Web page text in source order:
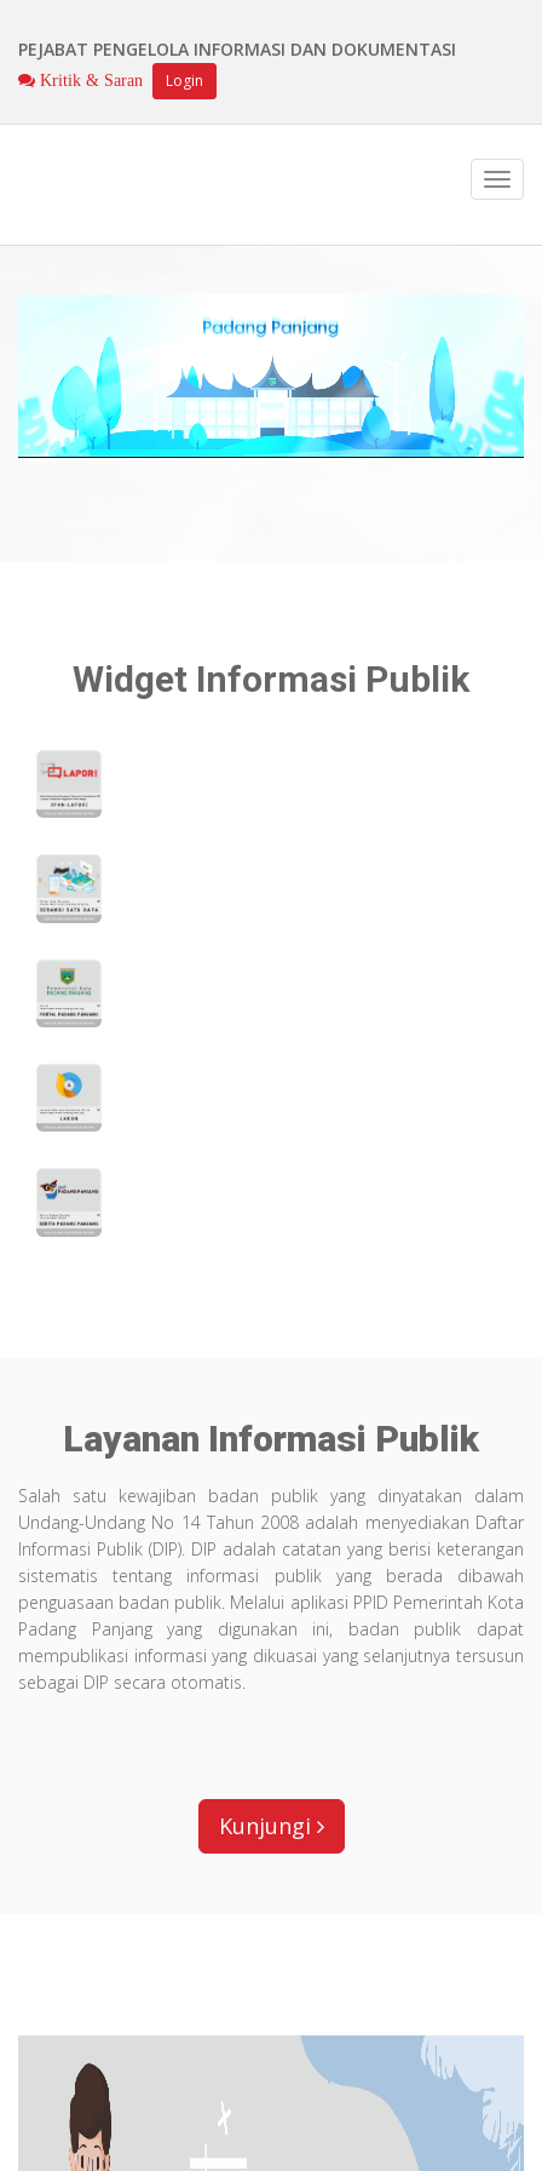
PEJABAT PENGELOLA INFORMASI DAN DOKUMENTASI
Kritik & Saran Login
Widget Informasi Publik
Layanan Informasi Publik
Salah satu kewajiban badan publik yang dinyatakan dalam
Undang-Undang No 14 Tahun 2008 adalah menyediakan Daftar
Informasi Publik (DIP). DIP adalah catatan yang berisi keterangan
sistematis tentang informasi publik yang berada dibawah
penguasaan badan publik. Melalui aplikasi PPID Pemerintah Kota
Padang Panjang yang digunakan ini, badan publik dapat
mempublikasi informasi yang dikuasai yang selanjutnya tersusun
sebagai DIP secara otomatis.
Kunjungi